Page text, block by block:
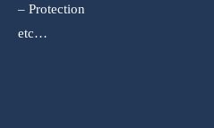
– Protection
etc…